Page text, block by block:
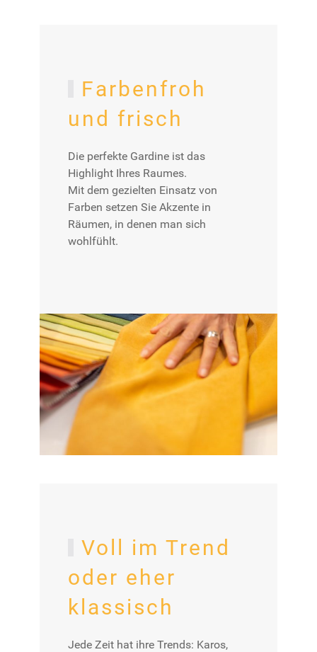
Farben­froh
und frisch
Die perfekte Gardine ist das
Highlight Ihres Raumes.
Mit dem gezielten Einsatz von
Farben setzen Sie Akzente in
Räumen, in denen man sich
wohlfühlt.
Voll im Trend
oder eher
klassisch
Jede Zeit hat ihre Trends: Karos,